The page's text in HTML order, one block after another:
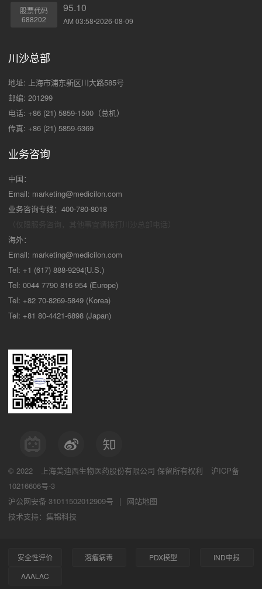
股票代码
688202
95.10
AM 03:58•2026-08-09
川沙总部
地址: 上海市浦东新区川大路585号
邮编: 201299
电话: +86 (21) 5859-1500（总机）
传真: +86 (21) 5859-6369
业务咨询
中国：
Email: marketing@medicilon.com
业务咨询专线：400-780-8018
海外：
Email: marketing@medicilon.com
Tel: +1 (617) 888-9294(U.S.)
Tel: 0044 7790 816 954 (Europe)
Tel: +82 70-8269-5849 (Korea)
Tel: +81 80-4421-6898 (Japan)
© 2022 上海美迪西生物医药股份有限公司 保留所有权利
沪ICP备
10216606号-3
沪公网安备 31011502012909号
|
网站地图
技术支持：集锦科技
安全性评价 溶瘤病毒 PDX模型
IND申报
AAALAC